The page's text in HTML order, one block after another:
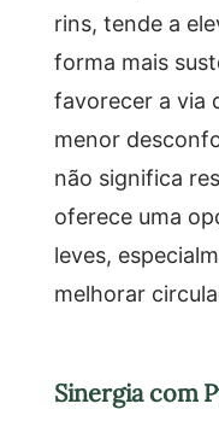
rins, tende a
forma mais
favorecer a via
menor
não significa
oferece uma
leves,
melhorar
Sinergia com